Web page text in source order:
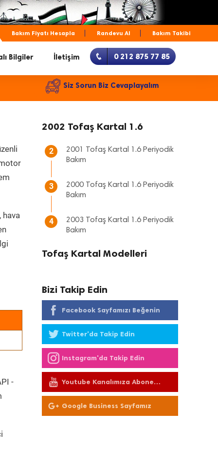
Bakım Fiyatı Hesapla Randevu Al Bakım Takibi
Bilgiler İletişim 0 212 875 77 85
Siz Sorun Biz Cevaplayalım
hava
-
2002 Tofaş Kartal 1.6
2
2001 Tofaş Kartal 1.6 Periyodik
Bakım
3
2000 Tofaş Kartal 1.6 Periyodik
Bakım
4
2003 Tofaş Kartal 1.6 Periyodik
Bakım
Tofaş Kartal Modelleri
Bizi Takip Edin
Facebook Sayfamızı Beğenin
Twitter'da Takip Edin
Instagram'da Takip Edin
Youtube Kanalımıza Abone
Olun
Google Business Sayfamız